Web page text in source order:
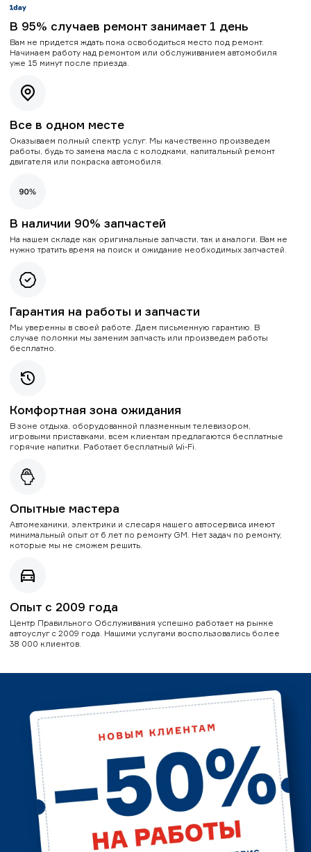
В 95% случаев ремонт занимает 1 день
Вам не придется ждать пока освободиться место под ремонт.
Начинаем работу над ремонтом или обслуживанием автомобиля
уже 15 минут после приезда.
Все в одном месте
Оказываем полный спектр услуг. Мы качественно произведем
работы, будь то замена масла с колодками, капитальный ремонт
двигателя или покраска автомобиля.
В наличии 90% запчастей
На нашем складе как оригинальные запчасти, так и аналоги. Вам не
нужно тратить время на поиск и ожидание необходимых запчастей.
Гарантия на работы и запчасти
Мы уверенны в своей работе. Даем письменную гарантию. В
случае поломки мы заменим запчасть или произведем работы
бесплатно.
Комфортная зона ожидания
В зоне отдыха, оборудованной плазменным телевизором,
игровыми приставками, всем клиентам предлагаются бесплатные
горячие напитки. Работает бесплатный Wi-Fi.
Опытные мастера
Автомеханики, электрики и слесаря нашего автосервиса имеют
минимальный опыт от 6 лет по ремонту GM. Нет задач по ремонту,
которые мы не сможем решить.
Опыт с 2009 года
Центр Правильного Обслуживания успешно работает на рынке
автоуслуг с 2009 года. Нашими услугами воспользовались более
38 000 клиентов.